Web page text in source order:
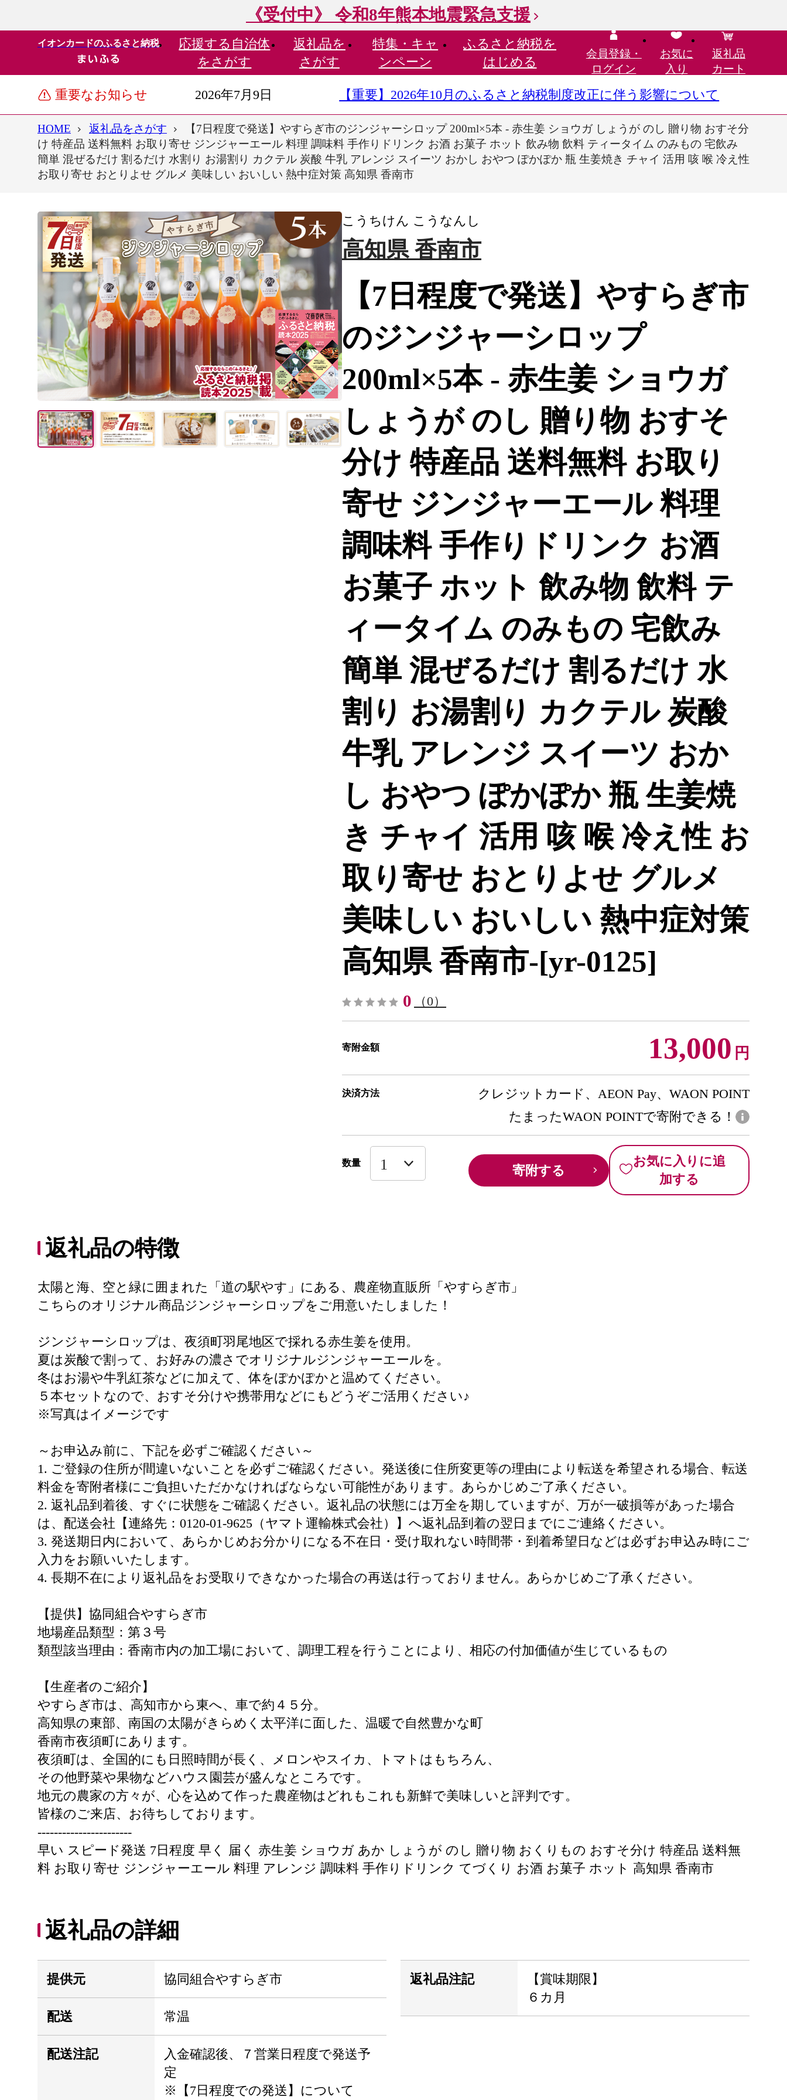
《受付中》 令和8年熊本地震緊急支援
イオンカードのふるさと納税 応援する 自治体
をさがす
返礼品を
さがす
特集・ キャ
ンペーン
ふるさと納税を
はじめる
会員登録・
ログイン
お気に
入り
返礼品
カート
重要なお知らせ 2026年7月9日 【重要】2026年10月のふるさと納税制度改正に伴う影響について
HOME 返礼品をさがす
【7日程度で発送】やすらぎ市のジンジャーシロップ 200ml×5本 - 赤生姜 ショウガ しょうが のし 贈り物 おすそ分
け 特産品 送料無料 お取り寄せ ジンジャーエール 料理 調味料 手作りドリンク お酒 お菓子 ホット 飲み物 飲料 ティータイム のみもの 宅飲み
簡単 混ぜるだけ 割るだけ 水割り お湯割り カクテル 炭酸 牛乳 アレンジ スイーツ おかし おやつ ぽかぽか 瓶 生姜焼き チャイ 活用 咳 喉 冷え性
お取り寄せ おとりよせ グルメ 美味しい おいしい 熱中症対策 高知県 香南市
こうちけん こうなんし
高知県 香南市
【7日程度で発送】やすらぎ市
のジンジャーシロップ
200ml×5本 - 赤生姜 ショウガ
しょうが のし 贈り物 おすそ
分け 特産品 送料無料 お取り
寄せ ジンジャーエール 料理
調味料 手作りドリンク お酒
お菓子 ホット 飲み物 飲料 テ
ィータイム のみもの 宅飲み
簡単 混ぜるだけ 割るだけ 水
割り お湯割り カクテル 炭酸
牛乳 アレンジ スイーツ おか
し おやつ ぽかぽか 瓶 生姜焼
き チャイ 活用 咳 喉 冷え性 お
取り寄せ おとりよせ グルメ
美味しい おいしい 熱中症対策
高知県 香南市-[yr-0125]
0 （0）
寄附金額 13,000 円
決済方法
クレジットカード、AEON Pay、WAON POINT
たまったWAON POINTで寄附できる！
数量 寄附する
お気に入りに追
加する
返礼品の特徴
太陽と海、空と緑に囲まれた「道の駅やす」にある、農産物直販所「やすらぎ市」
こちらのオリジナル商品ジンジャーシロップをご用意いたしました！
ジンジャーシロップは、夜須町羽尾地区で採れる赤生姜を使用。
夏は炭酸で割って、お好みの濃さでオリジナルジンジャーエールを。
冬はお湯や牛乳紅茶などに加えて、体をぽかぽかと温めてください。
５本セットなので、おすそ分けや携帯用などにもどうぞご活用ください♪
※写真はイメージです
～お申込み前に、下記を必ずご確認ください～
1. ご登録の住所が間違いないことを必ずご確認ください。発送後に住所変更等の理由により転送を希望される場合、転送
料金を寄附者様にご負担いただかなければならない可能性があります。あらかじめご了承ください。
2. 返礼品到着後、すぐに状態をご確認ください。返礼品の状態には万全を期していますが、万が一破損等があった場合
は、配送会社【連絡先：0120-01-9625（ヤマト運輸株式会社）】へ返礼品到着の翌日までにご連絡ください。
3. 発送期日内において、あらかじめお分かりになる不在日・受け取れない時間帯・到着希望日などは必ずお申込み時にご
入力をお願いいたします。
4. 長期不在により返礼品をお受取りできなかった場合の再送は行っておりません。あらかじめご了承ください。
【提供】協同組合やすらぎ市
地場産品類型：第３号
類型該当理由：香南市内の加工場において、調理工程を行うことにより、相応の付加価値が生じているもの
【生産者のご紹介】
やすらぎ市は、高知市から東へ、車で約４５分。
高知県の東部、南国の太陽がきらめく太平洋に面した、温暖で自然豊かな町
香南市夜須町にあります。
夜須町は、全国的にも日照時間が長く、メロンやスイカ、トマトはもちろん、
その他野菜や果物などハウス園芸が盛んなところです。
地元の農家の方々が、心を込めて作った農産物はどれもこれも新鮮で美味しいと評判です。
皆様のご来店、お待ちしております。
-----------------------
早い スピード発送 7日程度 早く 届く 赤生姜 ショウガ あか しょうが のし 贈り物 おくりもの おすそ分け 特産品 送料無
料 お取り寄せ ジンジャーエール 料理 アレンジ 調味料 手作りドリンク てづくり お酒 お菓子 ホット 高知県 香南市
返礼品の詳細
提供元 協同組合やすらぎ市
配送 常温
配送注記
入金確認後、７営業日程度で発送予
定
※【7日程度での発送】について
返礼品注記
【賞味期限】
６カ月